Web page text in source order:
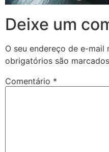
Deixe um
O seu endereço de e-mail
obrigatórios são
Comentário *